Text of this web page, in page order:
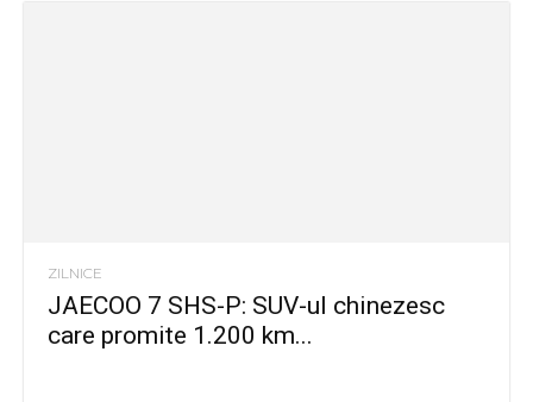
ZILNICE
JAECOO 7 SHS-P: SUV-ul chinezesc
care promite 1.200 km...